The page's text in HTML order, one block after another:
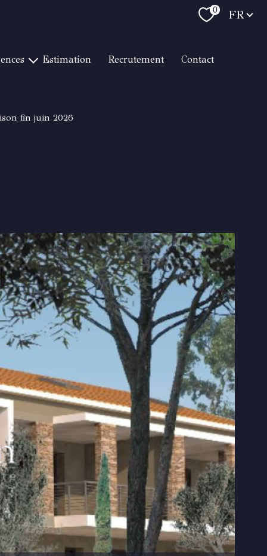
0 Langue
FR
LES GOLFS
estimation recrutement contact
fin juin 2026